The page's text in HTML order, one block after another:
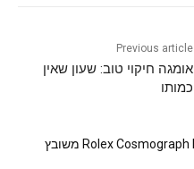
Previous article
אומגה חיקוי טוב: שעון שאין
כמותו
העתק Rolex Cosmograph Daytona משובץ